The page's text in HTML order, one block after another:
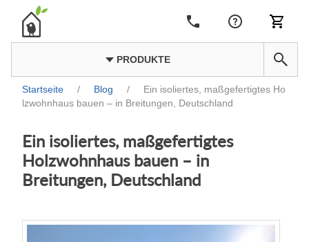
PRODUKTE
Startseite / Blog /
Ein isoliertes, maßgefertigtes Ho
lzwohnhaus bauen – in Breitungen, Deutschland
Ein isoliertes, maßgefertigtes
Holzwohnhaus bauen – in
Breitungen, Deutschland